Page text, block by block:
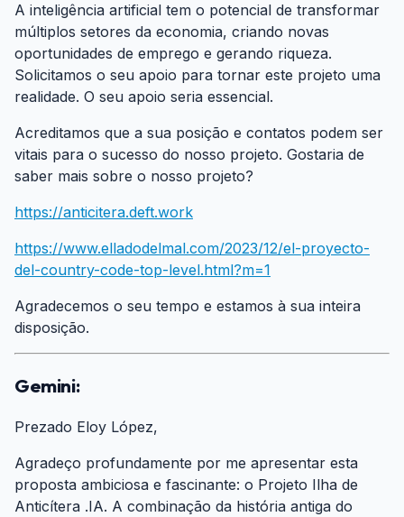
A inteligência artificial tem o potencial de transformar
múltiplos setores da economia, criando novas
oportunidades de emprego e gerando riqueza.
Solicitamos o seu apoio para tornar este projeto uma
realidade. O seu apoio seria essencial.
Acreditamos que a sua posição e contatos podem ser
vitais para o sucesso do nosso projeto. Gostaria de
saber mais sobre o nosso projeto?
https://anticitera.deft.work
https://www.elladodelmal.com/2023/12/el-proyecto-
del-country-code-top-level.html?m=1
Agradecemos o seu tempo e estamos à sua inteira
disposição.
Gemini:
Prezado Eloy López,
Agradeço profundamente por me apresentar esta
proposta ambiciosa e fascinante: o Projeto Ilha de
Anticítera .IA. A combinação da história antiga do